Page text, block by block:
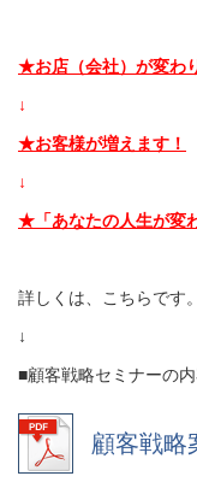
★お店（会社）が変わ
↓
★お客様が増えます！
↓
★「あなたの人生が変
詳しくは、こちらです。
↓
■顧客戦略セミナーの
顧客戦略